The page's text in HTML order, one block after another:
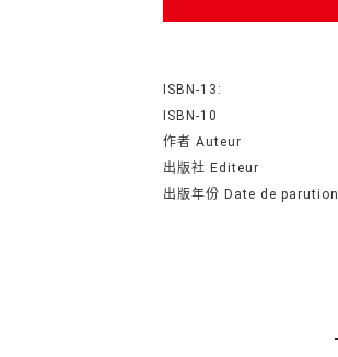
ISBN-13:
ISBN-10
作者 Auteur
出版社 Editeur
出版年份 Date de parution